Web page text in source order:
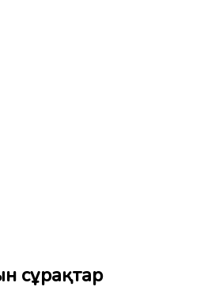
сұрақтар